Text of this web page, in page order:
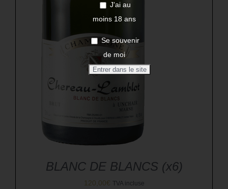
BLANC DE BLANCS (x6)
120,00€ TVA incluse
J'ai au
moins 18 ans
Se souvenir
de moi